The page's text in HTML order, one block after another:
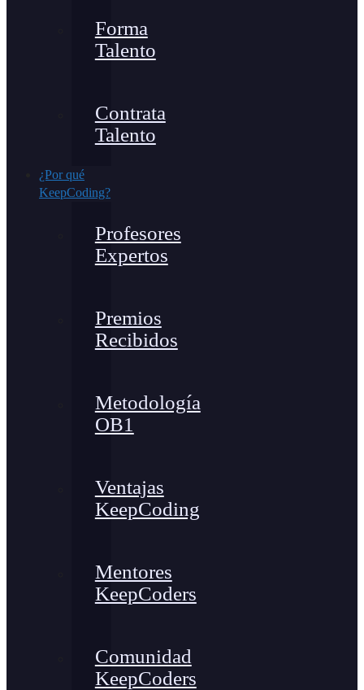
Forma
Talento
Contrata
Talento
¿Por qué
KeepCoding?
Profesores
Expertos
Premios
Recibidos
Metodología
OB1
Ventajas
KeepCoding
Mentores
KeepCoders
Comunidad
KeepCoders